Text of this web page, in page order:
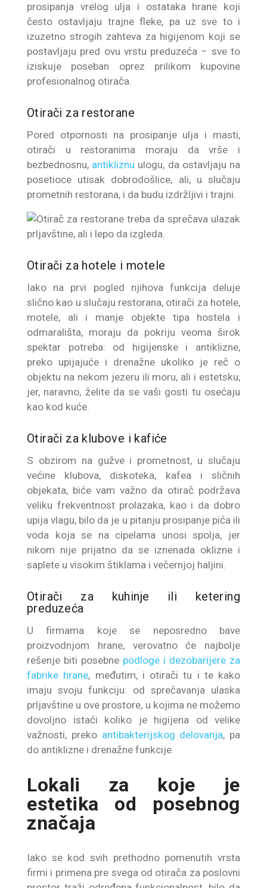
prosipanja vrelog ulja i ostataka hrane koji
često ostavljaju trajne fleke, pa uz sve to i
izuzetno strogih zahteva za higijenom koji se
postavljaju pred ovu vrstu preduzeća – sve to
iziskuje poseban oprez prilikom kupovine
profesionalnog otirača.
Otirači za restorane
Pored otpornosti na prosipanje ulja i masti,
otirači u restoranima moraju da vrše i
bezbednosnu, antikliznu ulogu, da ostavljaju na
posetioce utisak dobrodošlice, ali, u slučaju
prometnih restorana, i da budu izdržljivi i trajni.
Otirači za hotele i motele
Iako na prvi pogled njihova funkcija deluje
slično kao u slučaju restorana, otirači za hotele,
motele, ali i manje objekte tipa hostela i
odmarališta, moraju da pokriju veoma širok
spektar potreba: od higijenske i antiklizne,
preko upijajuće i drenažne ukoliko je reč o
objektu na nekom jezeru ili moru, ali i estetsku,
jer, naravno, želite da se vaši gosti tu osećaju
kao kod kuće.
Otirači za klubove i kafiće
S obzirom na gužve i prometnost, u slučaju
većine klubova, diskoteka, kafea i sličnih
objekata, biće vam važno da otirač podržava
veliku frekventnost prolazaka, kao i da dobro
upija vlagu, bilo da je u pitanju prosipanje pića ili
voda koja se na cipelama unosi spolja, jer
nikom nije prijatno da se iznenada oklizne i
saplete u visokim štiklama i večernjoj haljini.
Otirači za kuhinje ili ketering
preduzeća
U firmama koje se neposredno bave
proizvodnjom hrane, verovatno će najbolje
rešenje biti posebne podloge i dezobarijere za
fabrike hrane, međutim, i otirači tu i te kako
imaju svoju funkciju: od sprečavanja ulaska
prljavštine u ove prostore, u kojima ne možemo
dovoljno istaći koliko je higijena od velike
važnosti, prekoantibakterijskog delovanja, pa
do antiklizne i drenažne funkcije.
Lokali za koje je
estetika od posebnog
značaja
Iako se kod svih prethodno pomenutih vrsta
firmi i primena pre svega od otirača za poslovni